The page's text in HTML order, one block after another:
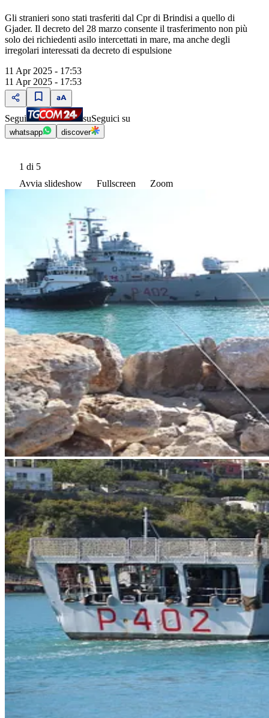
Gli stranieri sono stati trasferiti dal Cpr di Brindisi a quello di
Gjader. Il decreto del 28 marzo consente il trasferimento non più
solo dei richiedenti asilo intercettati in mare, ma anche degli
irregolari interessati da decreto di espulsione
11 Apr 2025 - 17:53
11 Apr 2025 - 17:53
Segui suSeguici su
whatsapp discover
1 di 5
Avvia slideshow
Fullscreen Zoom